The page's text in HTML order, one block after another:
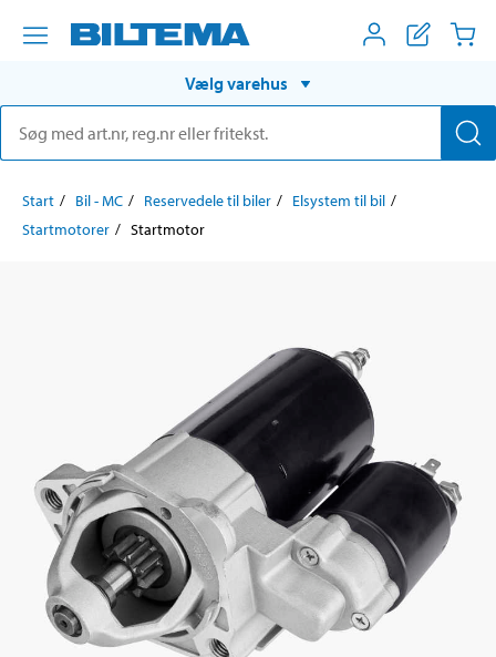
Vælg varehus
Start Bil - MC Reservedele til biler
Elsystem til bil
Startmotorer
Startmotor